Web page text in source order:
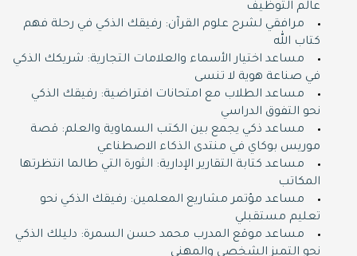
عالم التوظيف
مرافقي لشرح علوم القرآن: رفيقك الذكي في رحلة فهم
كتاب الله
مساعد اختيار الأسماء والعلامات التجارية: شريكك الذكي
في صناعة هوية لا تنسى
مساعد الطلاب مع امتحانات افتراضية: رفيقك الذكي
نحو التفوق الدراسي
مساعد ذكي يجمع بين الكتب السماوية والعلم: قصة
موريس بوكاي في منتدى الذكاء الاصطناعي
مساعد كتابة التقارير الإدارية: الثورة التي طالما انتظرتها
المكاتب
مساعد مؤتمر مشاريع المعلمين: رفيقك الذكي نحو
تعليم مستقبلي
مساعد موقع المدرب محمد حسن السمرة: دليلك الذكي
نحو التميز الشخصي والمهني